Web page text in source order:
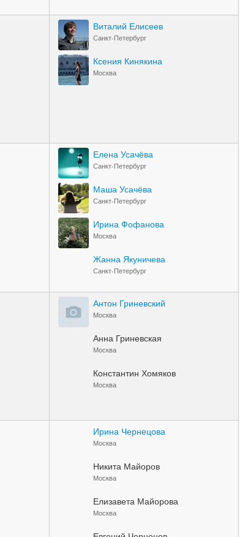
Виталий Елисеев
Санкт-Петербург
Ксения Кинякина
Москва
Елена Усачёва
Санкт-Петербург
Маша Усачёва
Санкт-Петербург
Ирина Фофанова
Москва
Жанна Якуничева
Санкт-Петербург
Антон Гриневский
Москва
Анна Гриневская
Москва
Константин Хомяков
Москва
Ирина Чернецова
Москва
Никита Майоров
Москва
Елизавета Майорова
Москва